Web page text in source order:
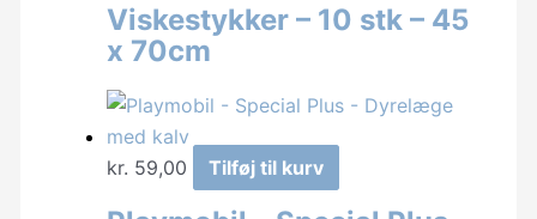
Viskestykker – 10 stk – 45
x 70cm
kr. 59,00 Tilføj til kurv